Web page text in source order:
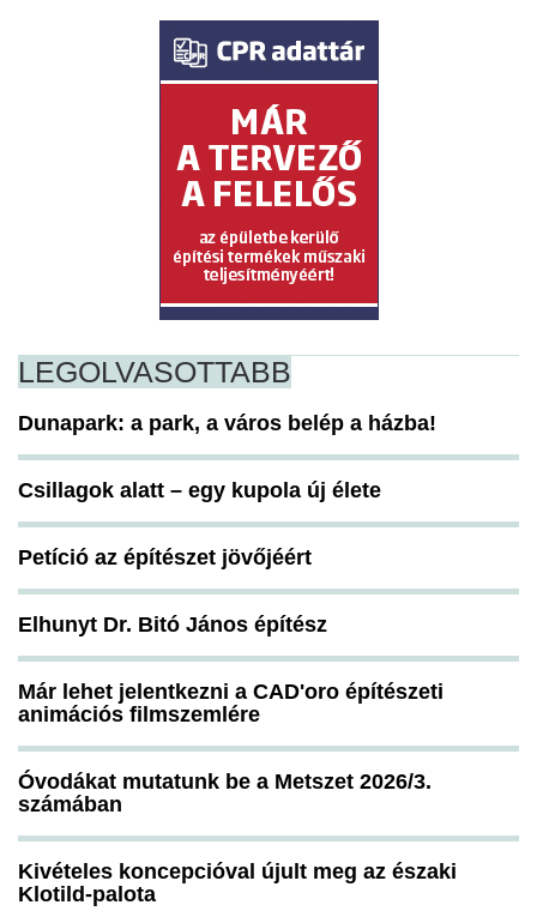
LEGOLVASOTTABB
Dunapark: a park, a város belép a házba!
Csillagok alatt – egy kupola új élete
Petíció az építészet jövőjéért
Elhunyt Dr. Bitó János építész
Már lehet jelentkezni a CAD'oro építészeti
animációs filmszemlére
Óvodákat mutatunk be a Metszet 2026/3.
számában
Kivételes koncepcióval újult meg az északi
Klotild-palota